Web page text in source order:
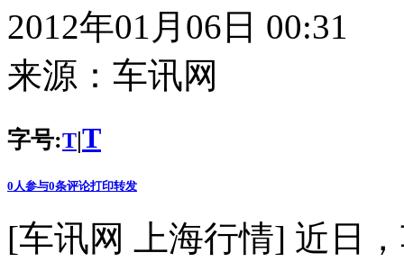
2012年01月06日 00:31
来源： 车讯网
字号:T|T
0 人参与0条评论打印转发
[车讯网 上海行情] 近日